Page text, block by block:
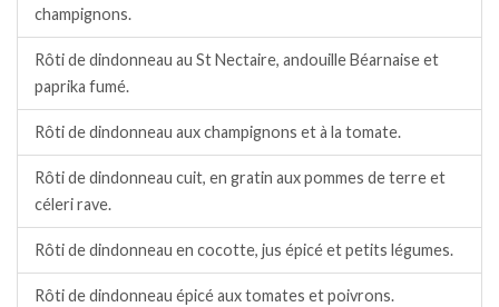
champignons.
Rôti de dindonneau au St Nectaire, andouille Béarnaise et
paprika fumé.
Rôti de dindonneau aux champignons et à la tomate.
Rôti de dindonneau cuit, en gratin aux pommes de terre et
céleri rave.
Rôti de dindonneau en cocotte, jus épicé et petits légumes.
Rôti de dindonneau épicé aux tomates et poivrons.